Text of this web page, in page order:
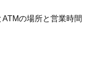
の場所と営業時間